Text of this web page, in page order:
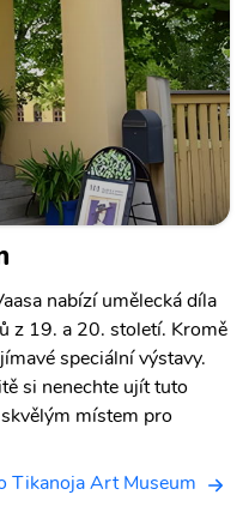
nabízí umělecká díla
z 19. a 20. století. Kromě
speciální výstavy.
si nenechte ujít tuto
místem pro
Tikanoja Art Museum